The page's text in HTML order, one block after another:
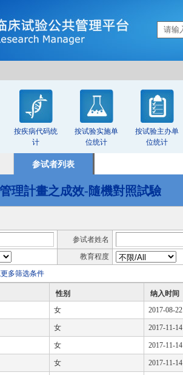
按疾病代码统
计
按试验实施单
位统计
按试验主办单
位统计
参试者列表
理計畫之成效-隨機對照試驗
参试者姓名
教育程度
多筛选条件
性别 纳入时间
女 2017-08-22
女 2017-11-14
女 2017-11-14
女 2017-11-14